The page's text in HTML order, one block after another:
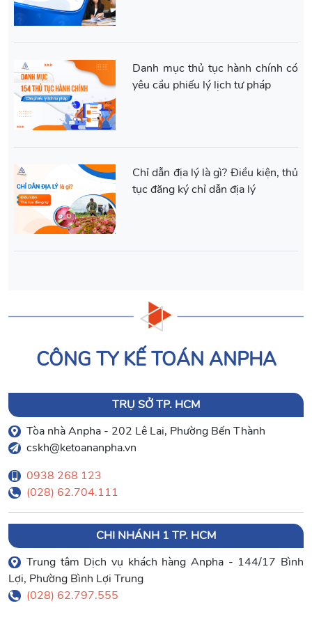
Danh mục thủ tục hành chính có
yêu cầu phiếu lý lịch tư pháp
Chỉ dẫn địa lý là gì? Điều kiện, thủ
tục đăng ký chỉ dẫn địa lý
CÔNG TY KẾ TOÁN ANPHA
TRỤ SỞ TP. HCM
Tòa nhà Anpha - 202 Lê Lai, Phường Bến Thành
cskh@ketoananpha.vn
0938 268 123
(028) 62.704.111
CHI NHÁNH 1 TP. HCM
Trung tâm Dịch vụ khách hàng Anpha - 144/17 Bình
Lợi, Phường Bình Lợi Trung
(028) 62.797.555